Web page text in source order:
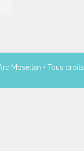
Mosellan • Tous droits